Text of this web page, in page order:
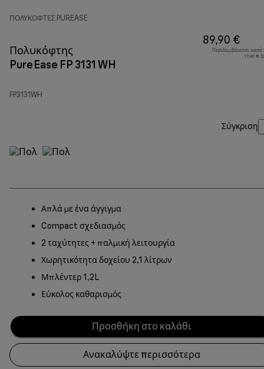
ΠΟΛΥΚΌΦΤΕΣ PUREASE
Πολυκόφτης
PureEase FP 3131 WH
FP3131WH
89,90 €
Περιλαμβάνεται
17,40 €
Σύγκριση
Απλά με ένα άγγιγμα
Compact σχεδιασμός
2 ταχύτητες + παλμική λειτουργία
Χωρητικότητα δοχείου 2,1 λίτρων
Μπλέντερ 1,2L
Εύκολος καθαρισμός
Προσθήκη στο καλάθι
Ανακαλύψτε περισσότερα